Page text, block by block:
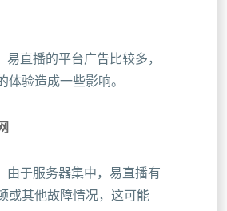
直播的平台广告比较多，
验造成一些影响。
由于服务器集中，易直播有
或其他故障情况，这可能